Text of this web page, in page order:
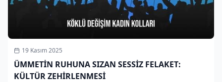
19 Kasım 2025
ÜMMETİN RUHUNA SIZAN SESSİZ FELAKET:
KÜLTÜR ZEHİRLENMESİ